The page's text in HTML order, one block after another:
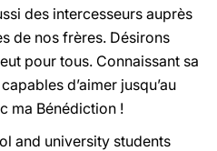
des intercesseurs auprès
de nos frères. Désirons
pour tous. Connaissant sa
d’aimer jusqu’au
ma Bénédiction !
and university students